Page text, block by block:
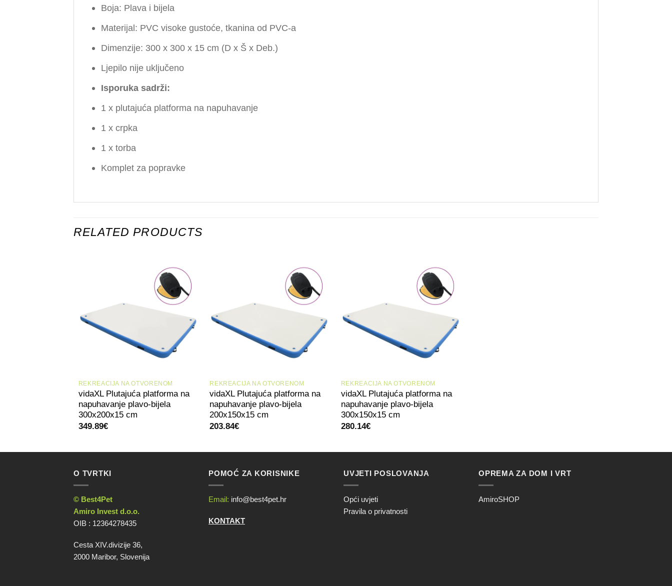
Boja: Plava i bijela
Materijal: PVC visoke gustoće, tkanina od PVC-a
Dimenzije: 300 x 300 x 15 cm (D x Š x Deb.)
Ljepilo nije uključeno
Isporuka sadrži:
1 x plutajuća platforma na napuhavanje
1 x crpka
1 x torba
Komplet za popravke
RELATED PRODUCTS
REKREACIJA NA OTVORENOM
vidaXL Plutajuća platforma na
napuhavanje plavo-bijela
300x200x15 cm
349.89€
REKREACIJA NA OTVORENOM
vidaXL Plutajuća platforma na
napuhavanje plavo-bijela
200x150x15 cm
203.84€
REKREACIJA NA OTVORENOM
vidaXL Plutajuća platforma na
napuhavanje plavo-bijela
300x150x15 cm
280.14€
O TVRTKI
© Best4Pet
Amiro Invest d.o.o.
OIB : 12364278435
Cesta XIV.divizije 36,
2000 Maribor, Slovenija
POMOĆ ZA KORISNIKE
Email: info@best4pet.hr
KONTAKT
UVJETI POSLOVANJA
Opći uvjeti
Pravila o privatnosti
OPREMA ZA DOM I VRT
AmiroSHOP